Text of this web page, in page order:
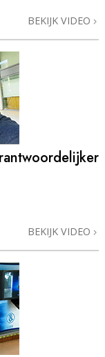
BEKIJK VIDEO
BEKIJK VIDEO